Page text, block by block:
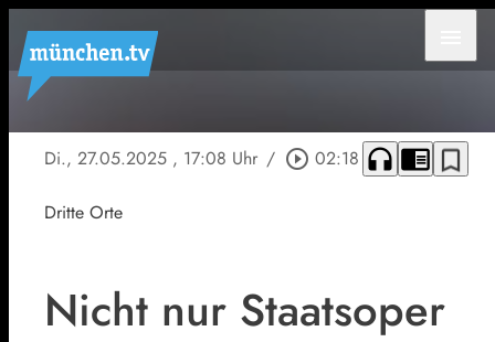
Di., 27.05.2025 , 17:08 Uhr / play_circle_outline 02:18 headphones chrome_reader_mode bookmark_border
Dritte Orte
Nicht nur Staatsoper